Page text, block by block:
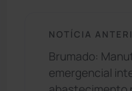
NOTÍCIA
Brumado:
emergencial